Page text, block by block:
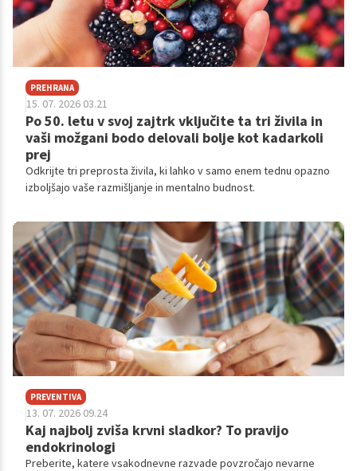
PREHRANA
15. 07. 2026 03.21
Po 50. letu v svoj zajtrk vključite ta tri živila in
vaši možgani bodo delovali bolje kot kadarkoli
prej
Odkrijte tri preprosta živila, ki lahko v samo enem tednu opazno
izboljšajo vaše razmišljanje in mentalno budnost.
PREVENTIVA
13. 07. 2026 09.24
Kaj najbolj zviša krvni sladkor? To pravijo
endokrinologi
Preberite, katere vsakodnevne razvade povzročajo nevarne